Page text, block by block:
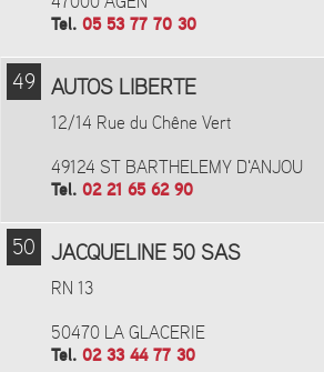
Tel. 05 53 77 70 30
49 AUTOS LIBERTE
12/14 Rue du Chêne Vert
49124 ST BARTHELEMY D'ANJOU
Tel. 02 21 65 62 90
50 JACQUELINE 50 SAS
RN 13
50470 LA GLACERIE
Tel. 02 33 44 77 30